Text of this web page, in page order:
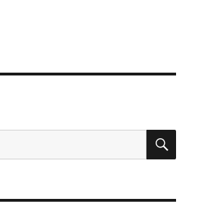
搜